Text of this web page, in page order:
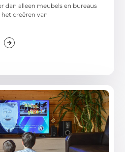
dan alleen meubels en bureaus
creëren van